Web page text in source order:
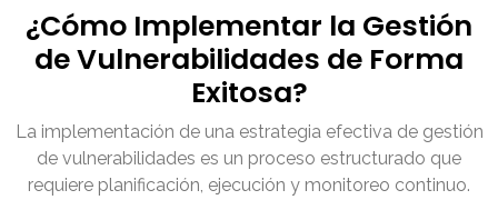
¿Cómo Implementar la Gestión
de Vulnerabilidades de Forma
Exitosa?
La implementación de una estrategia efectiva de gestión
de vulnerabilidades es un proceso estructurado que
requiere planificación, ejecución y monitoreo continuo.